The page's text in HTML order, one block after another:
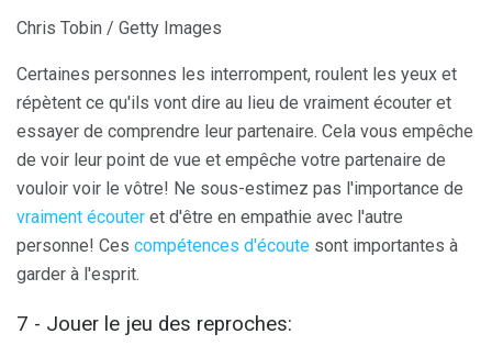
Chris Tobin / Getty Images
Certaines personnes les interrompent, roulent les yeux et
répètent ce qu'ils vont dire au lieu de vraiment écouter et
essayer de comprendre leur partenaire. Cela vous empêche
de voir leur point de vue et empêche votre partenaire de
vouloir voir le vôtre! Ne sous-estimez pas l'importance de
vraiment écouter et d'être en empathie avec l'autre
personne! Ces compétences d'écoute sont importantes à
garder à l'esprit.
7 - Jouer le jeu des reproches: